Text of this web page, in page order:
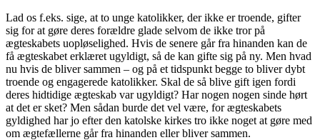
Lad os f.eks. sige, at to unge katolikker, der ikke er troende, gifter
sig for at gøre deres forældre glade selvom de ikke tror på
ægteskabets uopløselighed. Hvis de senere går fra hinanden kan de
få ægteskabet erklæret ugyldigt, så de kan gifte sig på ny. Men hvad
nu hvis de bliver sammen – og på et tidspunkt begge to bliver dybt
troende og engagerede katolikker. Skal de så blive gift igen fordi
deres hidtidige ægteskab var ugyldigt? Har nogen nogen sinde hørt
at det er sket? Men sådan burde det vel være, for ægteskabets
gyldighed har jo efter den katolske kirkes tro ikke noget at gøre med
om ægtefællerne går fra hinanden eller bliver sammen.